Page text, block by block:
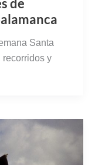
Santa
recorridos y